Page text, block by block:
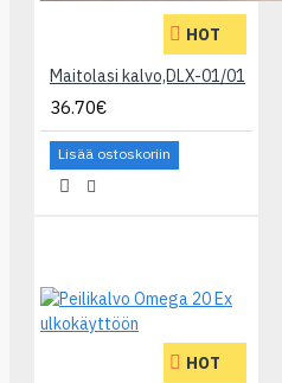
HOT
Maitolasi kalvo,DLX-01/01
36.70€
Lisää ostoskoriin
HOT